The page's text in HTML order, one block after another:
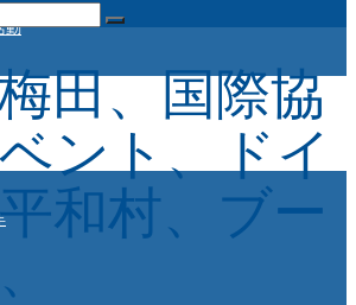
動
村とは田、国際協
ント、ドイ
和村、ブー